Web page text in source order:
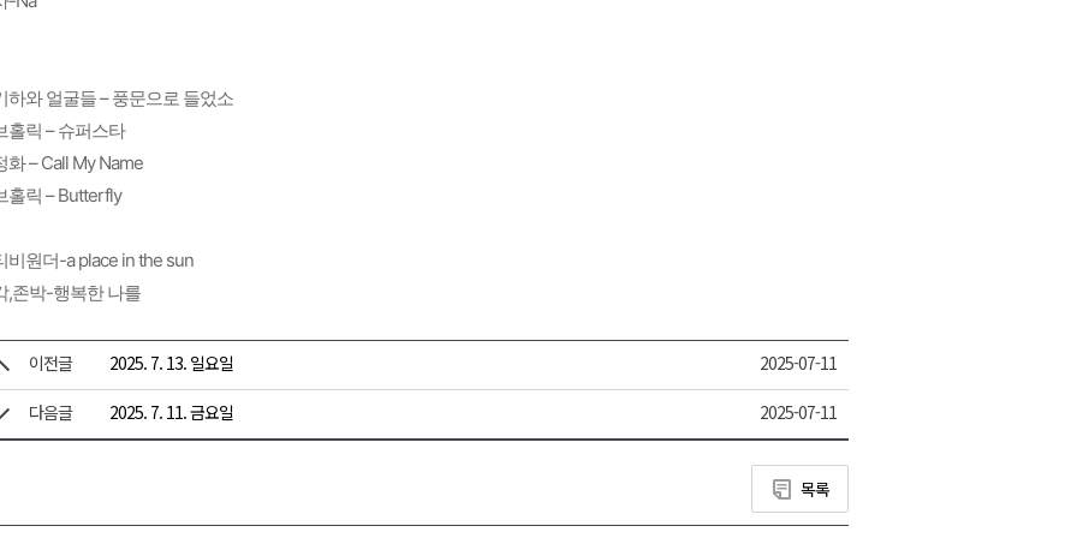
하와 얼굴들 – 풍문으로 들었소
홀릭 – 슈퍼스타
화 – Call My Name
홀릭 – Butterfly
비원더-a place in the sun
,존박-행복한 나를
이전글 2025. 7. 13. 일요일 2025-07-11
다음글 2025. 7. 11. 금요일 2025-07-11
목록